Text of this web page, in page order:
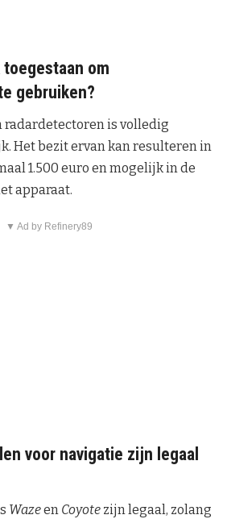
om
gebruiken?
radardetectoren is volledig
Het bezit ervan kan resulteren in
1.500 euro en mogelijk in de
apparaat.
▼ Ad by Refinery89
voor navigatie zijn legaal
Wazeen Coyote zijn legaal, zolang